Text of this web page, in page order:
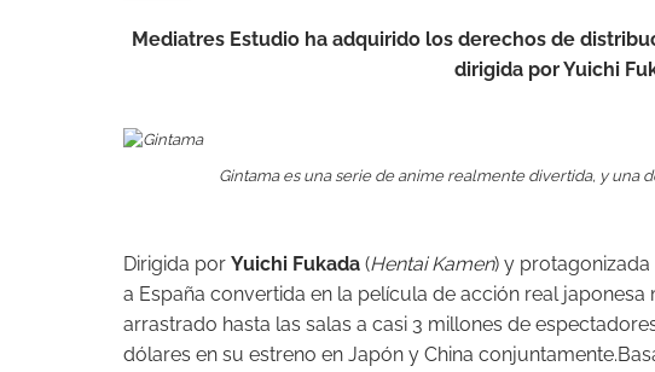
Mediatres Estudio ha adquirido los derechos de
dirigida por Yuichi
Gintama es una serie de anime realmente divertida, y una
Dirigida por Yuichi Fukada (Hentai Kamen) y
a España convertida en la película de acción real
arrastrado hasta las salas a casi 3 millones de
dólares en su estreno en Japón y China conjuntamente.